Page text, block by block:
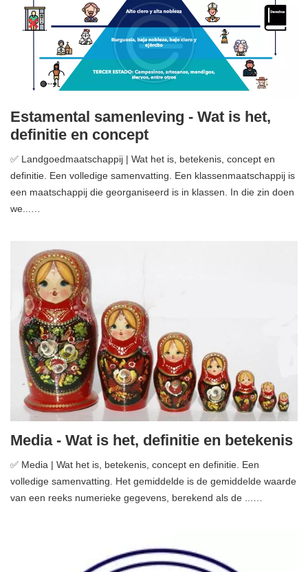
Estamental samenleving - Wat is het,
definitie en concept
✅ Landgoedmaatschappij | Wat het is, betekenis, concept en
definitie. Een volledige samenvatting. Een klassenmaatschappij is
een maatschappij die georganiseerd is in klassen. In die zin doen
we...…
Media - Wat is het, definitie en betekenis
✅ Media | Wat het is, betekenis, concept en definitie. Een
volledige samenvatting. Het gemiddelde is de gemiddelde waarde
van een reeks numerieke gegevens, berekend als de ...…